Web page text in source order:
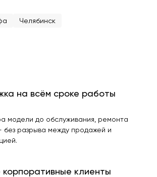
Челябинск
на всём сроке работы
модели до обслуживания, ремонта
без разрыва между продажей и
корпоративные клиенты